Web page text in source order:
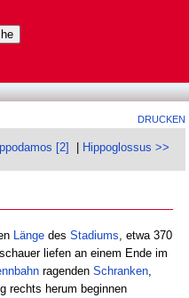
DRUCKEN
[2] Hippoglossus >>
Längedes Stadiums , etwa 370
liefen an einem Ende im
ragenden Schranken,
rechts herum beginnen